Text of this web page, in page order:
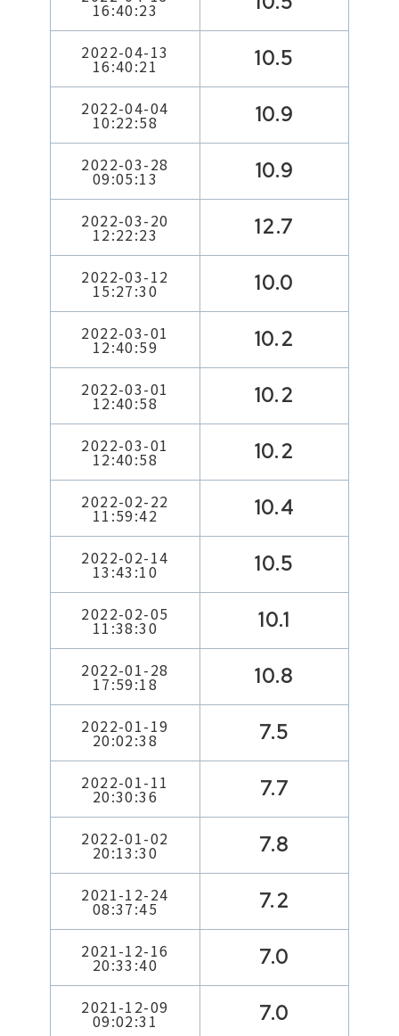
16:40:23
2022-04-13
16:40:21 10.5
2022-04-04
10:22:58 10.9
2022-03-28
09:05:13 10.9
2022-03-20
12:22:23 12.7
2022-03-12
15:27:30 10.0
2022-03-01
12:40:59 10.2
2022-03-01
12:40:58 10.2
2022-03-01
12:40:58 10.2
2022-02-22
11:59:42 10.4
2022-02-14
13:43:10 10.5
2022-02-05
11:38:30 10.1
2022-01-28
17:59:18 10.8
2022-01-19
20:02:38 7.5
2022-01-11
20:30:36 7.7
2022-01-02
20:13:30 7.8
2021-12-24
08:37:45 7.2
2021-12-16
20:33:40 7.0
2021-12-09
09:02:31 7.0